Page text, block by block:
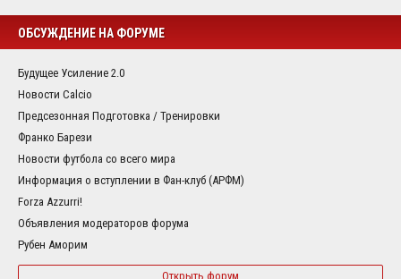
ОБСУЖДЕНИЕ НА ФОРУМЕ
Будущее Усиление 2.0
Новости Calcio
Предсезонная Подготовка / Тренировки
Франко Барези
Новости футбола со всего мира
Информация о вступлении в Фан-клуб (АРФМ)
Forza Azzurri!
Объявления модераторов форума
Рубен Аморим
Открыть форум